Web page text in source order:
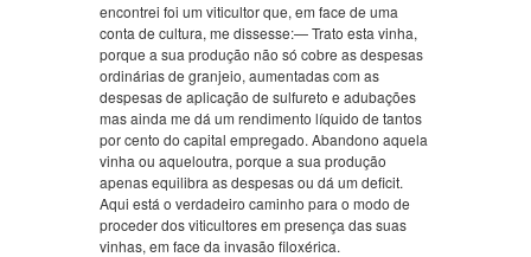
encontrei foi um viticultor que, em face de uma
conta de cultura, me dissesse:— Trato esta vinha,
porque a sua produção não só cobre as despesas
ordinárias de granjeio, aumentadas com as
despesas de aplicação de sulfureto e adubações
mas ainda me dá um rendimento líquido de tantos
por cento do capital empregado. Abandono aquela
vinha ou aqueloutra, porque a sua produção
apenas equilibra as despesas ou dá um deficit.
Aqui está o verdadeiro caminho para o modo de
proceder dos viticultores em presença das suas
vinhas, em face da invasão filoxérica.